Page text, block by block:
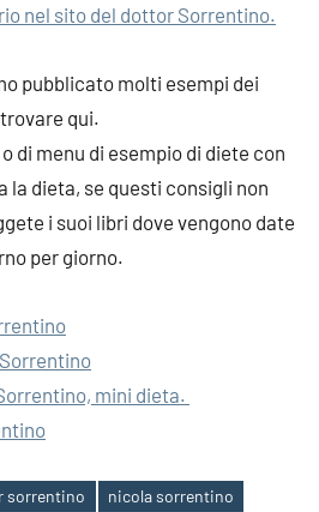
nel sito del dottor Sorrentino.
pubblicato molti esempi dei
qui.
di menu di esempio di diete con
la dieta, se questi consigli non
i suoi libri dove vengono date
per giorno.
mini dieta.
sorrentino nicola sorrentino